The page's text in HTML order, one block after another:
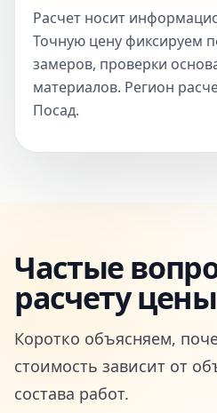
Расчет носит
Точную цену фиксируем
замеров, проверки
материалов. Регион
Посад.
Частые
расчету цены
Коротко объясняем,
стоимость зависит от
состава работ.